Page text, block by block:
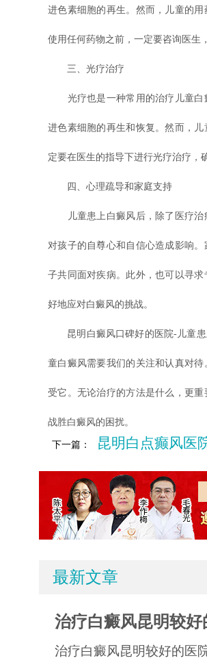
进色素细胞的再生。然而，儿童的
使用任何药物之前，一定要咨询医生
三、光疗治疗
光疗也是一种常用的治疗儿童白
进色素细胞的再生和恢复。然而，
定要在医生的指导下进行光疗治疗，
四、心理疏导和家庭支持
儿童患上白癜风后，除了医疗治
对孩子的自尊心和自信心造成影响
子共同面对疾病。此外，也可以寻
好地应对白癜风的挑战。
昆明白癜风口碑好的医院-儿童患
童白癜风需要我们的关注和认真对
受它。无论治疗的方法是什么，更
战胜白癜风的困扰。
下一篇： 昆明白点癫风医
最新文章
治疗白癜风昆明较
治疗白癜风昆明较好的医